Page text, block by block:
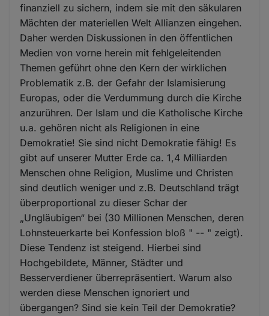
finanziell zu sichern, indem sie mit den säkularen
Mächten der materiellen Welt Allianzen eingehen.
Daher werden Diskussionen in den öffentlichen
Medien von vorne herein mit fehlgeleitenden
Themen geführt ohne den Kern der wirklichen
Problematik z.B. der Gefahr der Islamisierung
Europas, oder die Verdummung durch die Kirche
anzurühren. Der Islam und die Katholische Kirche
u.a. gehören nicht als Religionen in eine
Demokratie! Sie sind nicht Demokratie fähig! Es
gibt auf unserer Mutter Erde ca. 1,4 Milliarden
Menschen ohne Religion, Muslime und Christen
sind deutlich weniger und z.B. Deutschland trägt
überproportional zu dieser Schar der
„Ungläubigen“ bei (30 Millionen Menschen, deren
Lohnsteuerkarte bei Konfession bloß " -- " zeigt).
Diese Tendenz ist steigend. Hierbei sind
Hochgebildete, Männer, Städter und
Besserverdiener überrepräsentiert. Warum also
werden diese Menschen ignoriert und
übergangen? Sind sie kein Teil der Demokratie?